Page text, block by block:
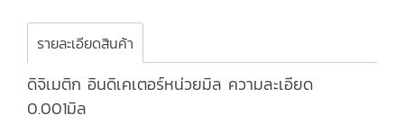
รายละเอียดสินค้า
ดิจิเมติก อินดิเคเตอร์หน่วยมิล ความละเอียด
0.001มิล